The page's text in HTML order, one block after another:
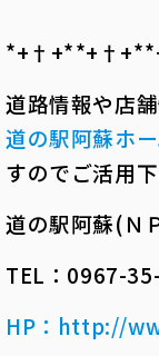
道路情報や店
道の駅阿蘇ホ
すのでご活用下
道の駅阿蘇(Ｎ
TEL：0967-
HP ： http://